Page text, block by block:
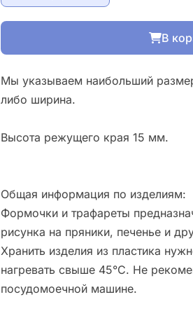
В
Мы указываем наибольший
либо ширина.
Высота режущего края 15 мм.
Общая информация по изделиям:
Формочки и трафареты
рисунка на пряники, печенье и
Хранить изделия из пластика
нагревать свыше 45°С. Не
посудомоечной машине.